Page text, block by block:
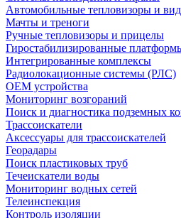
Автомобильные тепловизоры и
Мачты и треноги
Ручные тепловизоры и прицелы
Гиростабилизированные
Интегрированные комплексы
Радиолокационные системы (РЛС)
OEM устройства
Мониторинг возгораний
Поиск и диагностика подземных
Трассоискатели
Аксессуары для трассоискателей
Георадары
Поиск пластиковых труб
Течеискатели воды
Мониторинг водных сетей
Телеинспекция
Контроль изоляции